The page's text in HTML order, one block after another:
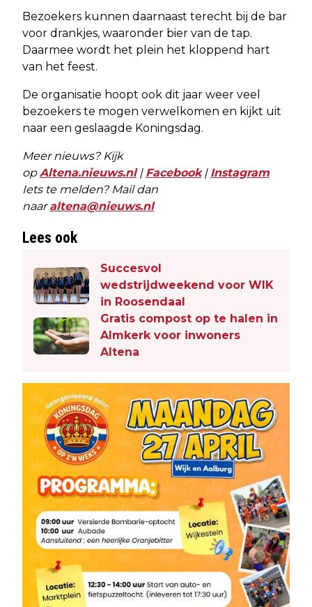
Bezoekers kunnen daarnaast terecht bij de bar
voor drankjes, waaronder bier van de tap.
Daarmee wordt het plein het kloppend hart
van het feest.
De organisatie hoopt ook dit jaar weer veel
bezoekers te mogen verwelkomen en kijkt uit
naar een geslaagde Koningsdag.
Meer nieuws? Kijk
opAltena.nieuws.nl| Facebook| Instagram
Iets te melden? Mail dan
naaraltena@nieuws.nl
Lees ook
Succesvol
wedstrijdweekend voor WIK
in Roosendaal
Gratis compost op te halen in
Almkerk voor inwoners
Altena